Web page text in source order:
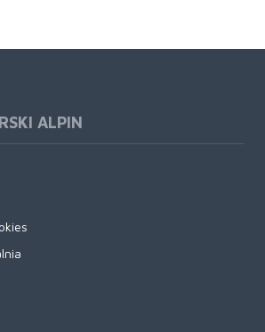
ALPIN